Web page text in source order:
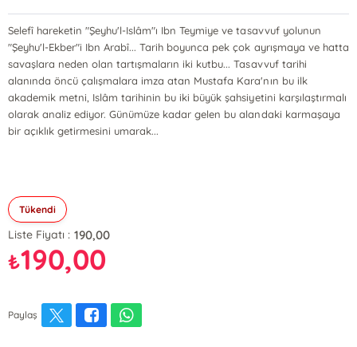
Selefî hareketin "Şeyhu'l-Islâm"ı Ibn Teymiye ve tasavvuf yolunun
"Şeyhu'l-Ekber"i Ibn Arabî... Tarih boyunca pek çok ayrışmaya ve hatta
savaşlara neden olan tartışmaların iki kutbu... Tasavvuf tarihi
alanında öncü çalışmalara imza atan Mustafa Kara'nın bu ilk
akademik metni, Islâm tarihinin bu iki büyük şahsiyetini karşılaştırmalı
olarak analiz ediyor. Günümüze kadar gelen bu alandaki karmaşaya
bir açıklık getirmesini umarak...
Tükendi
Liste Fiyatı : 190,00
₺190,00
Paylaş